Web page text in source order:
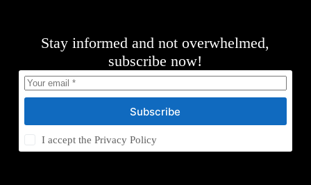
Stay informed and not overwhelmed,
subscribe now!
Subscribe
I accept thePrivacy Policy